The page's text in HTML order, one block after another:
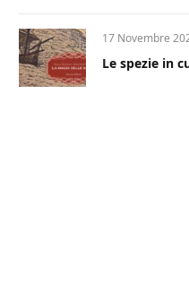
17 Novembre
Le spezie in